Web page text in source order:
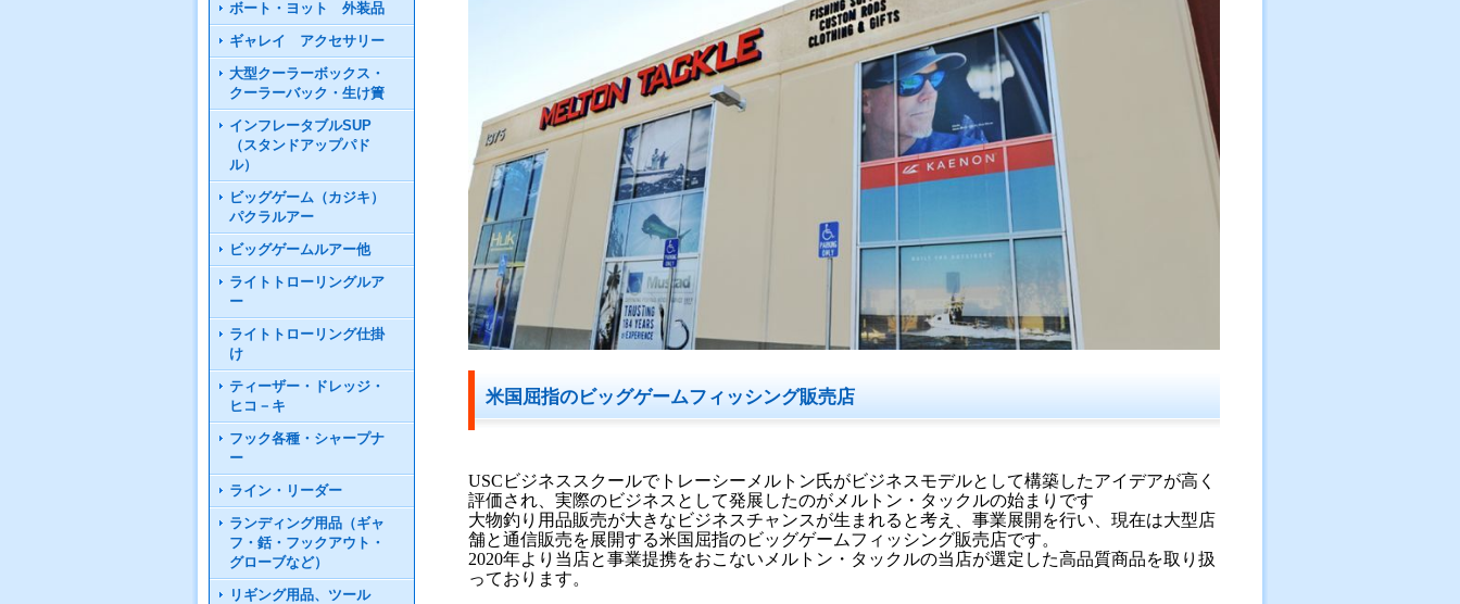
ボート・ヨット 外装品
ギャレイ アクセサリー
大型クーラーボックス・
クーラーバック・生け簀
インフレータブルSUP
（スタンドアップパド
ル）
ビッグゲーム（カジキ）
パクラルアー
ビッグゲームルアー他
ライトトローリングルア
ー
ライトトローリング仕掛
け
ティーザー・ドレッジ・
ヒコ－キ
フック各種・シャープナ
ー
ライン・リーダー
ランディング用品（ギャ
フ・銛・フックアウト・
グローブなど）
リギング用品、ツール
米国屈指のビッグゲームフィッシング販売店
USCビジネススクールでトレーシーメルトン氏がビジネスモデルとして構築したアイデアが高く
評価され、実際のビジネスとして発展したのがメルトン・タックルの始まりです
大物釣り用品販売が大きなビジネスチャンスが生まれると考え、事業展開を行い、現在は大型店
舗と通信販売を展開する米国屈指のビッグゲームフィッシング販売店です。
2020年より当店と事業提携をおこないメルトン・タックルの当店が選定した高品質商品を取り扱
っております。